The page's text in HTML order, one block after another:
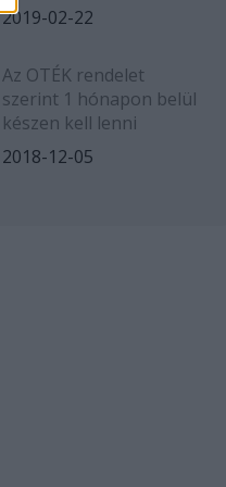
2019-02-22
Az OTÉK rendelet
szerint 1 hónapon belül
készen kell lenni
2018-12-05